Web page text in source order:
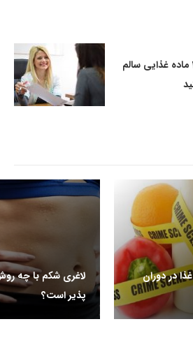
مصرف این 22 ماده غذایی سالم
در دوران
لاغری شکم با چه
پذیر است؟